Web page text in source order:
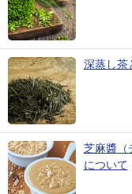
深蒸し茶
芝麻醬（
について